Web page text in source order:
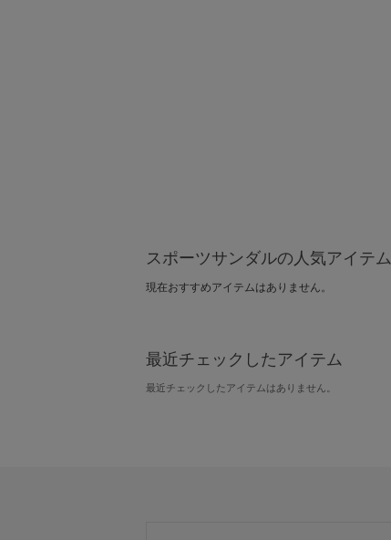
スポーツサンダルの人気アイテム
現在おすすめアイテムはありません。
最近チェックしたアイテム
最近チェックしたアイテムはありません。